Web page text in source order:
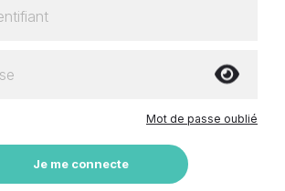
Mot de passe oublié
Je me connecte